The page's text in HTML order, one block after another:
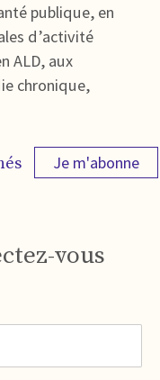
publique, en
d’activité
ALD, aux
chronique,
Je m'abonne
vous